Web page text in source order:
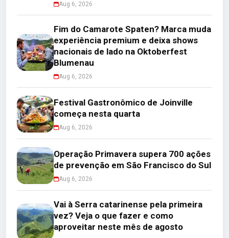
Aug 6, 2026
Fim do Camarote Spaten? Marca muda
experiência premium e deixa shows
nacionais de lado na Oktoberfest
Blumenau
Aug 6, 2026
Festival Gastronômico de Joinville
começa nesta quarta
Aug 6, 2026
Operação Primavera supera 700 ações
de prevenção em São Francisco do Sul
Aug 6, 2026
Vai à Serra catarinense pela primeira
vez? Veja o que fazer e como
aproveitar neste mês de agosto